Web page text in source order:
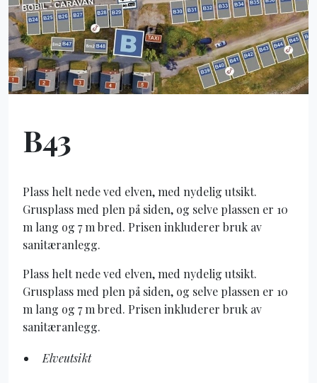
B43
Plass helt nede ved elven, med nydelig utsikt.
Grusplass med plen på siden, og selve plassen er 10
m lang og 7 m bred. Prisen inkluderer bruk av
sanitæranlegg.
Plass helt nede ved elven, med nydelig utsikt.
Grusplass med plen på siden, og selve plassen er 10
m lang og 7 m bred. Prisen inkluderer bruk av
sanitæranlegg.
Elveutsikt